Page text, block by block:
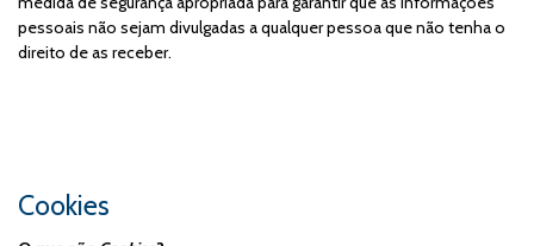
pessoais não sejam divulgadas a qualquer pessoa que não tenha o
direito de as receber.
Cookies